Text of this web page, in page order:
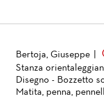
Bertoja, Giuseppe
Stanza
Disegno - Bozzetto
Matita, penna,